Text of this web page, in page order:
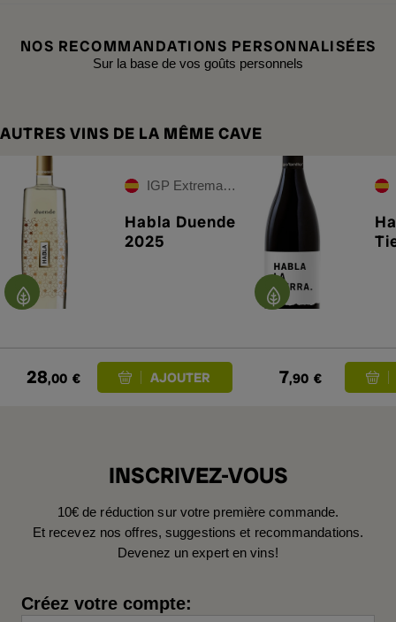
NOS RECOMMANDATIONS PERSONNALISÉES
Sur la base de vos goûts personnels
AUTRES VINS DE LA MÊME CAVE
IGP Extremadura
Habla Duende
2025
28,00 € 7,90 €
INSCRIVEZ-VOUS
10€ de réduction sur votre première commande.
Et recevez nos offres, suggestions et recommandations.
Devenez un expert en vins!
Créez votre compte: